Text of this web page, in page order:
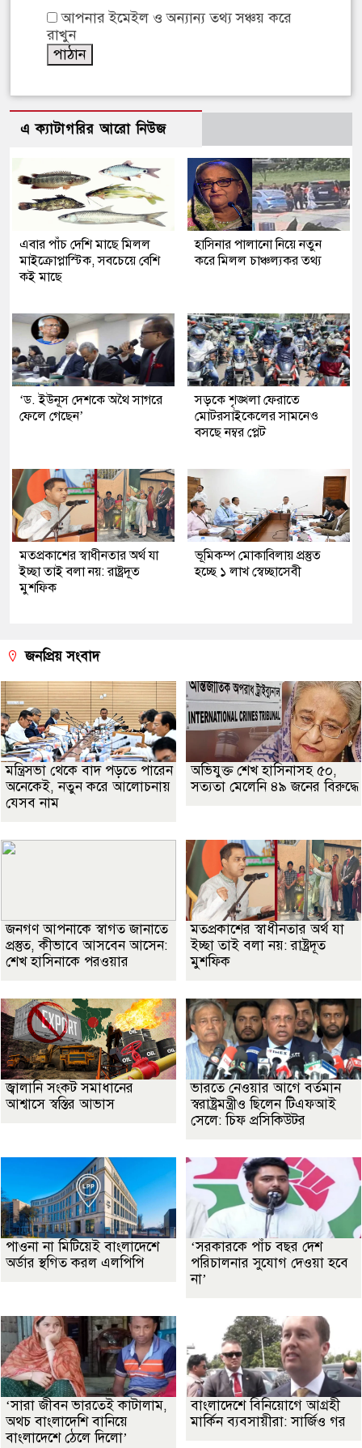
আপনার ইমেইল ও অন্যান্য তথ্য সঞ্চয় করে
রাখুন
এ ক্যাটাগরির আরো নিউজ
এবার পাঁচ দেশি মাছে মিলল
মাইক্রোপ্লাস্টিক, সবচেয়ে বেশি
কই মাছে
হাসিনার পালানো নিয়ে নতুন
করে মিলল চাঞ্চল্যকর তথ্য
‘ড. ইউনূস দেশকে অথৈ সাগরে
ফেলে গেছেন’
সড়কে শৃঙ্খলা ফেরাতে
মোটরসাইকেলের সামনেও
বসছে নম্বর প্লেট
মতপ্রকাশের স্বাধীনতার অর্থ যা
ইচ্ছা তাই বলা নয়: রাষ্ট্রদূত
মুশফিক
ভূমিকম্প মোকাবিলায় প্রস্তুত
হচ্ছে ১ লাখ স্বেচ্ছাসেবী
জনপ্রিয় সংবাদ
মন্ত্রিসভা থেকে বাদ পড়তে পারেন
অনেকেই, নতুন করে আলোচনায়
যেসব নাম
অভিযুক্ত শেখ হাসিনাসহ ৫০,
সত্যতা মেলেনি ৪৯ জনের বিরুদ্ধে
জনগণ আপনাকে স্বাগত জানাতে
প্রস্তুত, কীভাবে আসবেন আসেন:
শেখ হাসিনাকে পরওয়ার
মতপ্রকাশের স্বাধীনতার অর্থ যা
ইচ্ছা তাই বলা নয়: রাষ্ট্রদূত
মুশফিক
জ্বালানি সংকট সমাধানের
আশ্বাসে স্বস্তির আভাস
ভারতে নেওয়ার আগে বর্তমান
স্বরাষ্ট্রমন্ত্রীও ছিলেন টিএফআই
সেলে: চিফ প্রসিকিউটর
পাওনা না মিটিয়েই বাংলাদেশে
অর্ডার স্থগিত করল এলপিপি
‘সরকারকে পাঁচ বছর দেশ
পরিচালনার সুযোগ দেওয়া হবে
না’
‘সারা জীবন ভারতেই কাটালাম,
অথচ বাংলাদেশি বানিয়ে
বাংলাদেশে ঠেলে দিলো’
বাংলাদেশে বিনিয়োগে আগ্রহী
মার্কিন ব্যবসায়ীরা: সার্জিও গর